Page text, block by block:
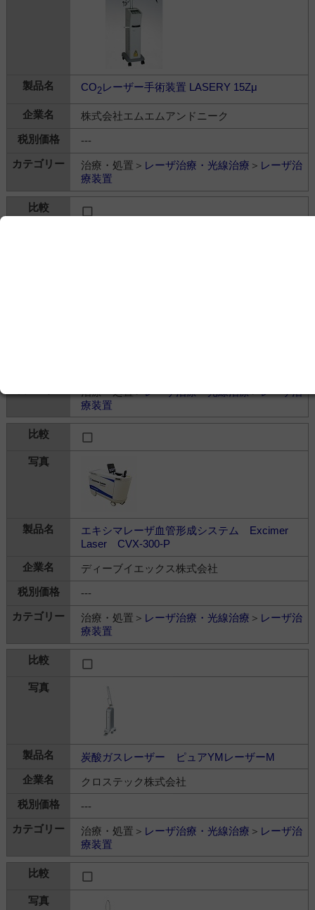
CO2レーザー手術装置 LASERY 15Zμ
株式会社エムエムアンドニーク
---
治療・処置＞ レーザ治療・光線治療 ＞ レーザ治
療装置
治療・処置＞レーザ治療・光線治療＞レーザ治
療装置
エキシマレーザ血管形成システム Excimer
Laser CVX-300-P
ディーブイエックス株式会社
---
治療・処置＞ レーザ治療・光線治療 ＞ レーザ治
療装置
炭酸ガスレーザー ピュアYMレーザーM
クロステック株式会社
---
治療・処置＞ レーザ治療・光線治療 ＞ レーザ治
療装置